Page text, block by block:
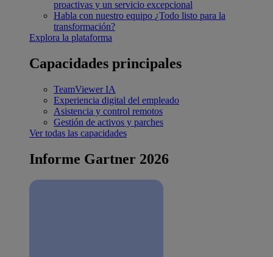
proactivas y un servicio excepcional
Habla con nuestro equipo ¿Todo listo para la
transformación?
Explora la plataforma
Capacidades principales
TeamViewer IA
Experiencia digital del empleado
Asistencia y control remotos
Gestión de activos y parches
Ver todas las capacidades
Informe Gartner 2026